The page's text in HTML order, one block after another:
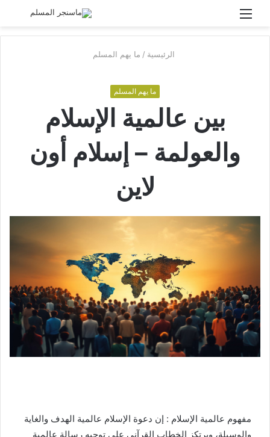
القائمة
الرئيسية / ما يهم المسلم
ما يهم المسلم
بين عالمية الإسلام
والعولمة – إسلام أون
لاين
مفهوم عالمية الإسلام : إن دعوة الإسلام عالمية الهدف والغاية
والوسيلة، ويرتكز الخطاب القرآني على توجيه رسالة عالمية